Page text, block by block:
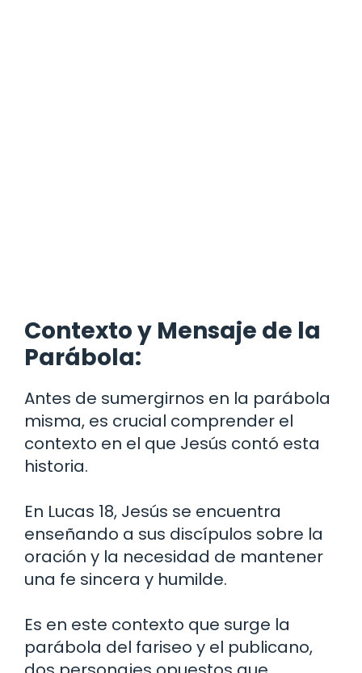
Contexto y Mensaje de la
Parábola:
Antes de sumergirnos en la parábola
misma, es crucial comprender el
contexto en el que Jesús contó esta
historia.
En Lucas 18, Jesús se encuentra
enseñando a sus discípulos sobre la
oración y la necesidad de mantener
una fe sincera y humilde.
Es en este contexto que surge la
parábola del fariseo y el publicano,